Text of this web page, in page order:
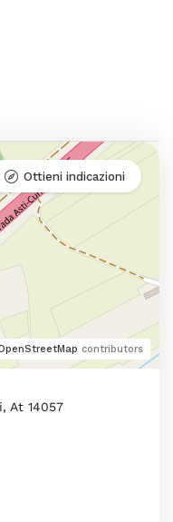
contributors
Ottieni indicazioni
At 14057